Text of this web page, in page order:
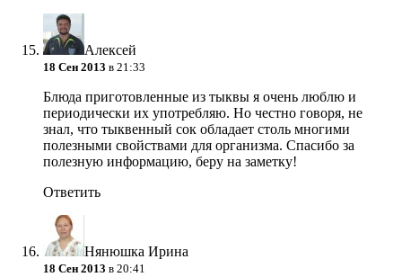
Алексей
18 Сен 2013 в 21:33
Блюда приготовленные из тыквы я очень люблю и
периодически их употребляю. Но честно говоря, не
знал, что тыквенный сок обладает столь многими
полезными свойствами для организма. Спасибо за
полезную информацию, беру на заметку!
Ответить
Нянюшка Ирина
18 Сен 2013 в 20:41